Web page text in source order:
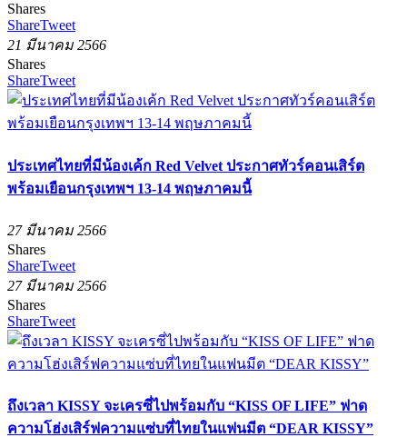
Shares
ShareTweet
21 มีนาคม 2566
Shares
ShareTweet
ประเทศไทยที่มีน้องเค้ก Red Velvet ประกาศทัวร์คอนเสิร์ต
พร้อมเยือนกรุงเทพฯ 13-14 พฤษภาคมนี้
27 มีนาคม 2566
Shares
ShareTweet
27 มีนาคม 2566
Shares
ShareTweet
ถึงเวลา KISSY จะเครซี่ไปพร้อมกับ “KISS OF LIFE” ฟาด
ความโฮ่งเสิร์ฟความแซ่บที่ไทยในแฟนมีต “DEAR KISSY”